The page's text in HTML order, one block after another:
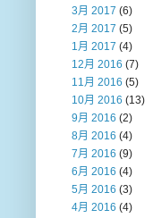
3月 2017 (6)
2月 2017 (5)
1月 2017 (4)
12月 2016 (7)
11月 2016 (5)
10月 2016 (13)
9月 2016 (2)
8月 2016 (4)
7月 2016 (9)
6月 2016 (4)
5月 2016 (3)
4月 2016 (4)